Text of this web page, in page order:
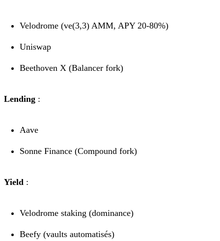
Velodrome (ve(3,3) AMM, APY 20-80%)
Uniswap
Beethoven X (Balancer fork)
Lending :
Aave
Sonne Finance (Compound fork)
Yield :
Velodrome staking (dominance)
Beefy (vaults automatisés)